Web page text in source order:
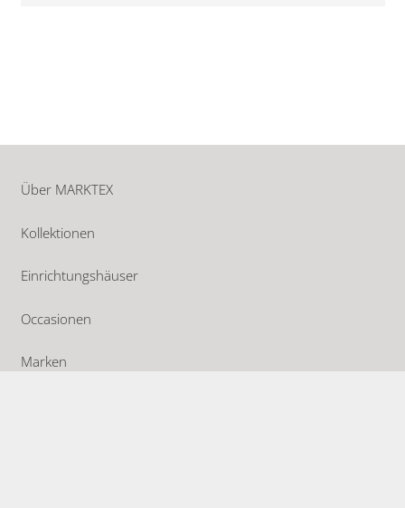
Über MARKTEX
Kollektionen
Einrichtungshäuser
Occasionen
Marken